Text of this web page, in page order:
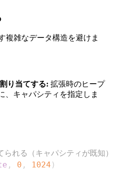
複雑なデータ構造を避けま
り当てする: 拡張時のヒープ
、キャパシティを指定しま
れる（キャパシティが既知）
, 0 , 1024 )